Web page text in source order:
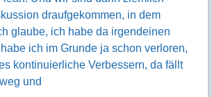
draufgekommen, in dem
glaube, ich habe da irgendeinen
ich im Grunde ja schon verloren,
kontinuierliche Verbessern, da fällt
und